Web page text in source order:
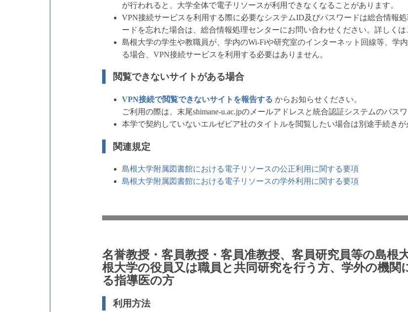
が行われると、大学全体で電子リソースが利用できなくなることがあります。
VPN接続サービスを利用する際に必要なシステムID及びパスワードは総合情報
ードを忘れた場合は、総合情報処理センターにお問い合わせください。詳しくは
島根大学の学生や教職員が、学内のWi-Fiや研究室のインターネット回線等、学
る場合、VPN接続サービスを利用する必要はありません。
閲覧できないサイトがある場合
VPN接続で閲覧できないサイトを報告する からお知らせください。
ご利用の際は、末尾shimane-u.ac.jpのメールアドレスと統合認証システムのパス
本学で契約していないエルゼビア社のタイトルを閲覧したい場合は別途手続きが
関連規定
島根大学附属図書館における電子リソースの公正利用に関する要項
島根大学附属図書館における電子リソースの学外利用に関する要項
名誉教授・客員教授・客員准教授、客員研究員等の島根
根大学の役員又は職員と共同研究を行う方、学外の機関
る指導医の方
利用方法